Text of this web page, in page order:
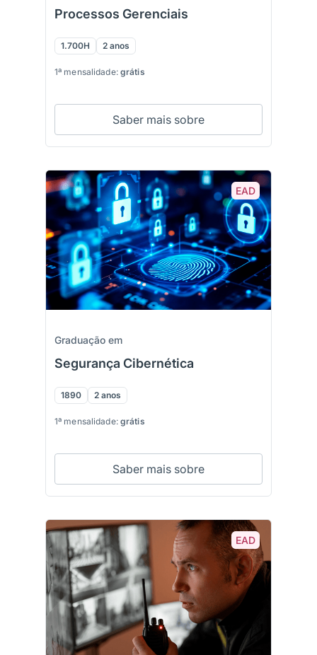
Processos Gerenciais
1.700H 2 anos
1ª mensalidade: grátis
Saber mais sobre
EAD
Graduação em
Segurança Cibernética
1890 2 anos
1ª mensalidade: grátis
Saber mais sobre
EAD